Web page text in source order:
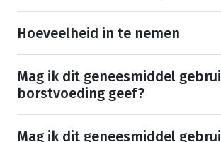
Hoeveelheid in te nemen
Mag ik dit geneesmiddel
borstvoeding geef?
Mag ik dit geneesmiddel